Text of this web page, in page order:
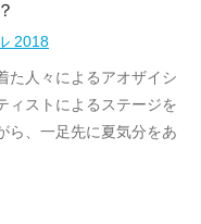
2018
た人々によるアオザイシ
ィストによるステージを
ら、一足先に夏気分をあ